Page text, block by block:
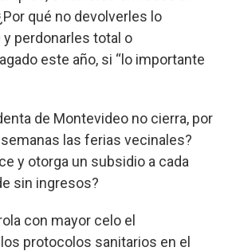
qué no devolverles lo
perdonarles total o
este año, si “lo importante
de Montevideo no cierra, por
las ferias vecinales?
y otorga un subsidio a cada
sin ingresos?
con mayor celo el
protocolos sanitarios en el